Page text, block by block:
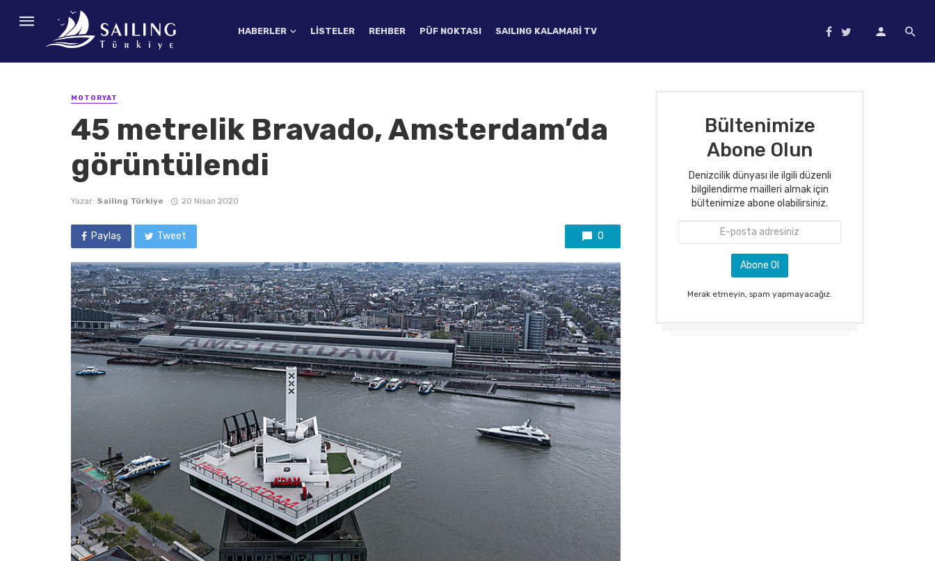
HABERLER LISTELER REHBER PÜF NOKTASI SAILING KALAMARI TV
MOTORYAT
45 metrelik Bravado, Amsterdam’da
görüntülendi
Yazar: Sailing Türkiye 20 Nisan 2020
Paylaş Tweet 0
Bültenimize
Abone Olun
Denizcilik dünyası ile ilgili düzenli
bilgilendirme mailleri almak için
bültenimize abone olabilirsiniz.
Merak etmeyin, spam yapmayacağız.